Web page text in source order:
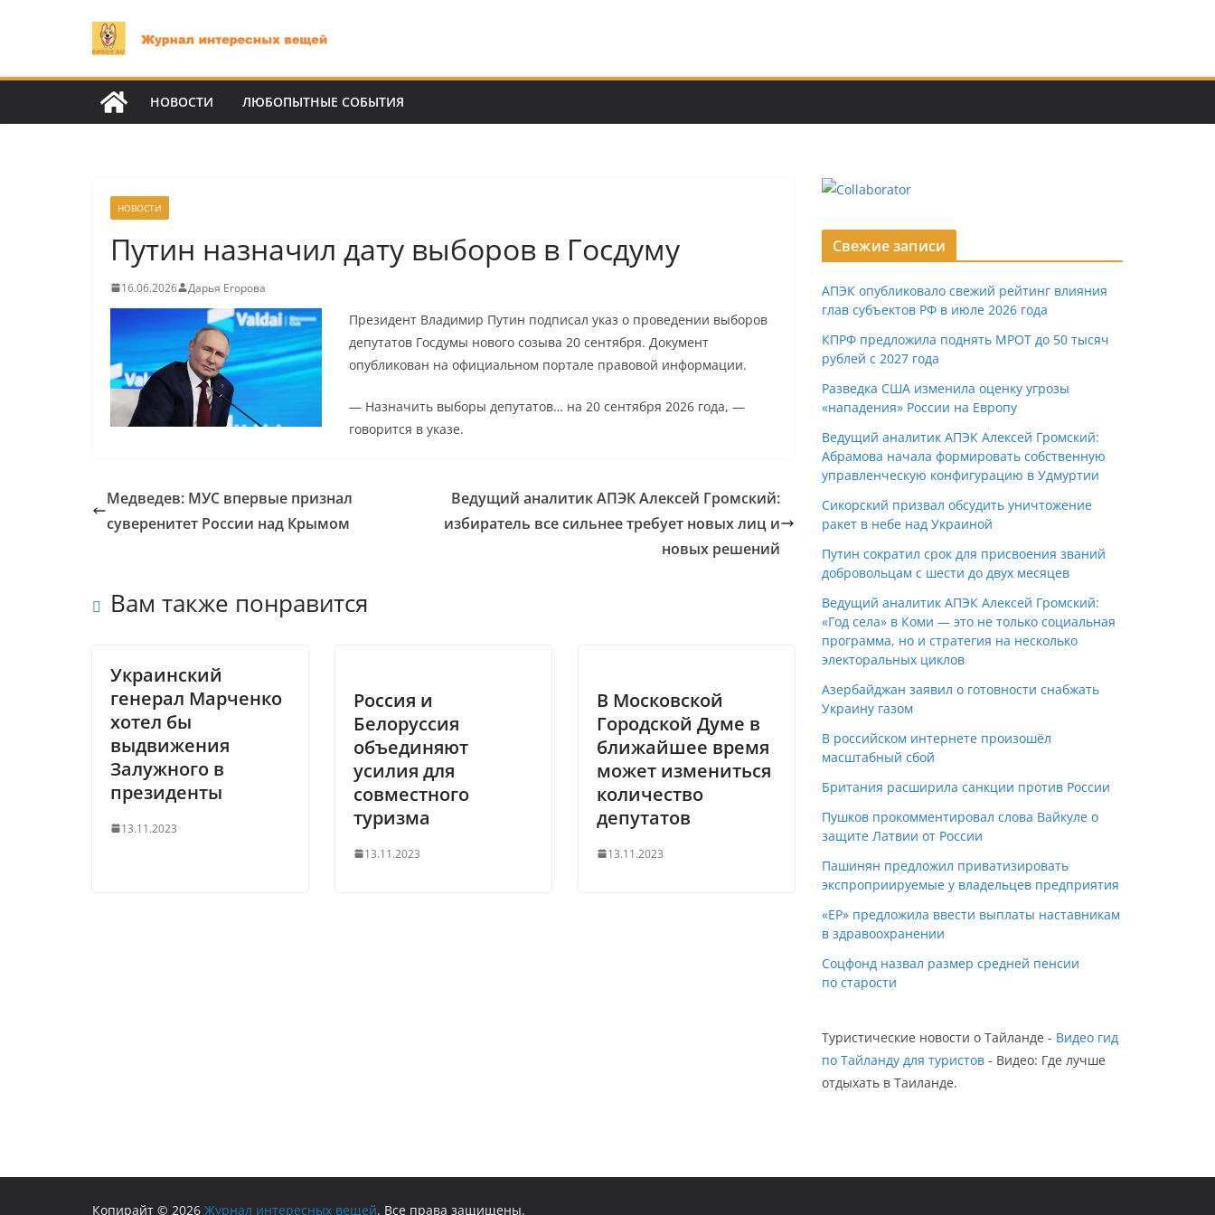
НОВОСТИ ЛЮБОПЫТНЫЕ СОБЫТИЯ
НОВОСТИ
Путин назначил дату выборов в Госдуму
16.06.2026 Дарья Егорова
Президент Владимир Путин подписал указ о проведении выборов
депутатов Госдумы нового созыва 20 сентября. Документ
опубликован на официальном портале правовой информации.
— Назначить выборы депутатов… на 20 сентября 2026 года, —
говорится в указе.
Медведев: МУС впервые признал
суверенитет России над Крымом
Ведущий аналитик АПЭК Алексей Громский:
избиратель все сильнее требует новых лиц и
новых решений
Вам также понравится
Украинский
генерал Марченко
хотел бы
выдвижения
Залужного в
президенты
13.11.2023
Россия и
Белоруссия
объединяют
усилия для
совместного
туризма
13.11.2023
В Московской
Городской Думе в
ближайшее время
может измениться
количество
депутатов
13.11.2023
Свежие записи
АПЭК опубликовало свежий рейтинг влияния
глав субъектов РФ в июле 2026 года
КПРФ предложила поднять МРОТ до 50 тысяч
рублей с 2027 года
Разведка США изменила оценку угрозы
«нападения» России на Европу
Ведущий аналитик АПЭК Алексей Громский:
Абрамова начала формировать собственную
управленческую конфигурацию в Удмуртии
Сикорский призвал обсудить уничтожение
ракет в небе над Украиной
Путин сократил срок для присвоения званий
добровольцам с шести до двух месяцев
Ведущий аналитик АПЭК Алексей Громский:
«Год села» в Коми — это не только социальная
программа, но и стратегия на несколько
электоральных циклов
Азербайджан заявил о готовности снабжать
Украину газом
В российском интернете произошёл
масштабный сбой
Британия расширила санкции против России
Пушков прокомментировал слова Вайкуле о
защите Латвии от России
Пашинян предложил приватизировать
экспроприируемые у владельцев предприятия
«ЕР» предложила ввести выплаты наставникам
в здравоохранении
Соцфонд назвал размер средней пенсии
по старости
Туристические новости о Тайланде - Видео гид
по Тайланду для туристов - Видео: Где лучше
отдыхать в Таиланде.
Копирайт © 2026 Журнал интересных вещей. Все права защищены.